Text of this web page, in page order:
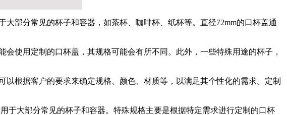
部分常见的杯子和容器，如茶杯、咖啡杯、纸杯等。直径72mm的口杯盖通
使用定制的口杯盖，其规格可能会有所不同。此外，一些特殊用途的杯子，
根据客户的要求来确定规格、颜色、材质等，以满足其个性化的需求。定制
于大部分常见的杯子和容器。特殊规格主要是根据特定需求进行定制的口杯